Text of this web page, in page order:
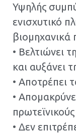
Υψηλής
ενισχυτικό
βιομηχανικά
• Βελτιώνει
και αυξάνει
• Αποτρέπει
•
• Δεν